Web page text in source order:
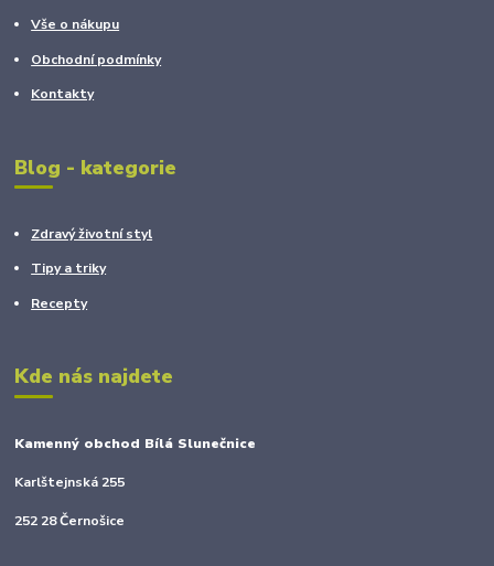
Vše o nákupu
Obchodní podmínky
Kontakty
Blog - kategorie
Zdravý životní styl
Tipy a triky
Recepty
Kde nás najdete
Kamenný obchod Bílá Slunečnice
Karlštejnská 255
252 28 Černošice